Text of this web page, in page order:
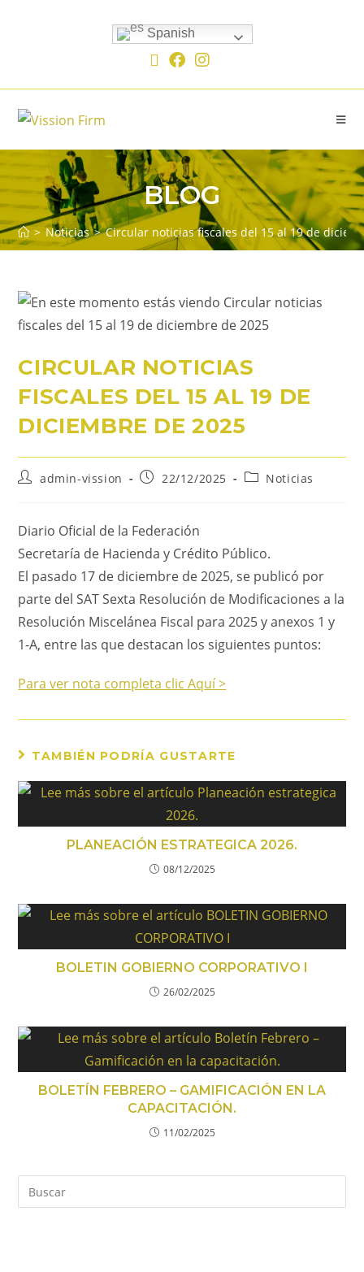
Spanish
BLOG
> Noticias > Circular noticias fiscales del 15 al 19 de
CIRCULAR NOTICIAS
FISCALES DEL 15 AL 19 DE
DICIEMBRE DE 2025
admin-vission 22/12/2025 Noticias
Diario Oficial de la Federación
Secretaría de Hacienda y Crédito Público.
El pasado 17 de diciembre de 2025, se publicó por
parte del SAT Sexta Resolución de Modificaciones a la
Resolución Miscelánea Fiscal para 2025 y anexos 1 y
1-A, entre las que destacan los siguientes puntos:
Para ver nota completa clic Aquí >
TAMBIÉN PODRÍA GUSTARTE
PLANEACIÓN ESTRATEGICA 2026.
08/12/2025
BOLETIN GOBIERNO CORPORATIVO I
26/02/2025
BOLETÍN FEBRERO – GAMIFICACIÓN EN LA
CAPACITACIÓN.
11/02/2025